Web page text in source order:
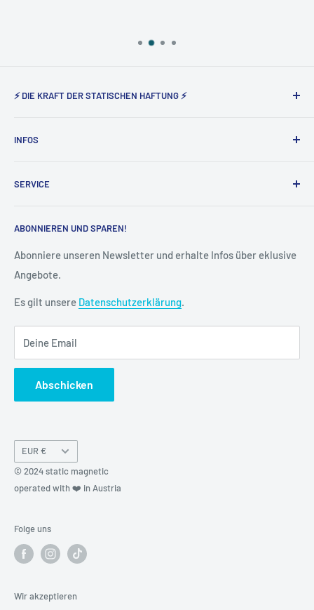
⚡ DIE KRAFT DER STATISCHEN HAFTUNG ⚡
Vertrieb der elektrostatisch haftenden Produkte von Tesla
INFOS
Impressum
Datenschutz
Cookie-Einstellungen
SERVICE
Vertrag widerrufen
Versand & Lieferung
Kontakt
FAQ
ABONNIEREN UND SPAREN!
Abonniere unseren Newsletter und erhalte Infos über eklusive
Angebote.
Es gilt unsere Datenschutzerklärung.
Deine Email
Abschicken
Währung
EUR €
© 2024 static magnetic
operated with ❤️ in Austria
Folge uns
Wir akzeptieren